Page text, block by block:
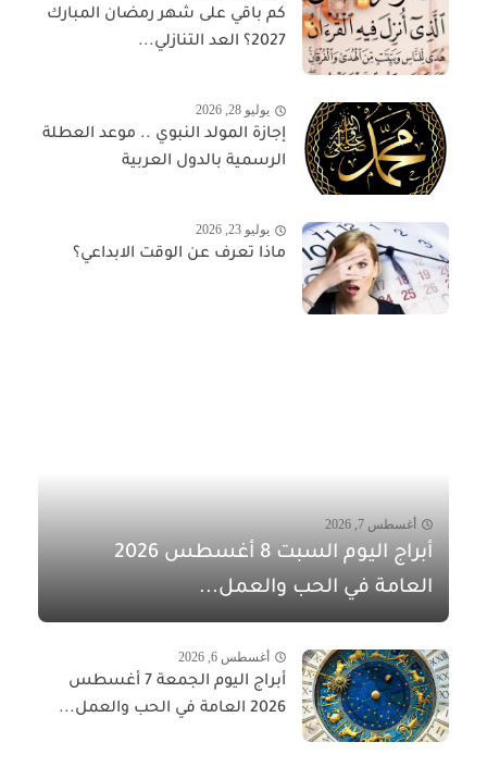
كم باقي على شهر رمضان المبارك
2027؟ العد التنازلي...
يوليو 28, 2026
إجازة المولد النبوي .. موعد العطلة
الرسمية بالدول العربية
يوليو 23, 2026
ماذا تعرف عن الوقت الابداعي؟
أغسطس 7, 2026
أبراج اليوم السبت 8 أغسطس 2026
العامة في الحب والعمل...
أغسطس 6, 2026
أبراج اليوم الجمعة 7 أغسطس
2026 العامة في الحب والعمل...